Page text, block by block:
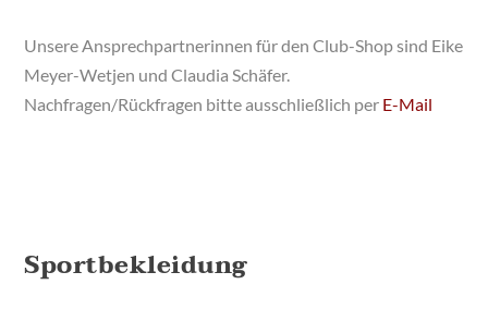
Unsere Ansprechpartnerinnen für den Club-Shop sind Eike
Meyer-Wetjen und Claudia Schäfer.
Nachfragen/Rückfragen bitte ausschließlich per E-Mail
Sportbekleidung